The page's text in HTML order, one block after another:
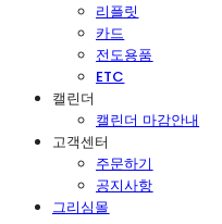
리플릿
카드
전도용품
ETC
캘린더
캘린더 마감안내
고객센터
주문하기
공지사항
그리심몰